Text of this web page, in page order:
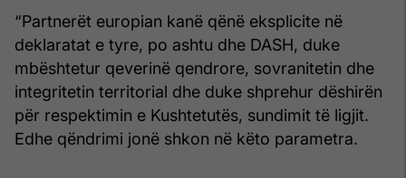
“Partnerët europian kanë qënë eksplicite në
deklaratat e tyre, po ashtu dhe DASH, duke
mbështetur qeverinë qendrore, sovranitetin dhe
integritetin territorial dhe duke shprehur dëshirën
për respektimin e Kushtetutës, sundimit të ligjit.
Edhe qëndrimi jonë shkon në këto parametra.